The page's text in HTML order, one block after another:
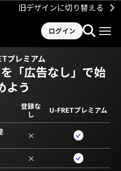
旧デザインに切り替える
ログイン
プレミアム
「広告なし」で始
よう
登録な
し
U-FRETプレミアム
×
×